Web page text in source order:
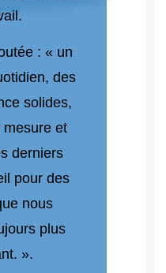
: « un
des
solides,
mesure et
derniers
pour des
nous
plus
».